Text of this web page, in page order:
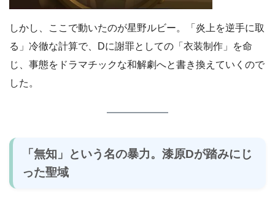
しかし、ここで動いたのが星野ルビー。「炎上を逆手に取
る」冷徹な計算で、Dに謝罪としての「衣装制作」を命
じ、事態をドラマチックな和解劇へと書き換えていくので
した。
「無知」という名の暴力。漆原Dが踏みにじ
った聖域